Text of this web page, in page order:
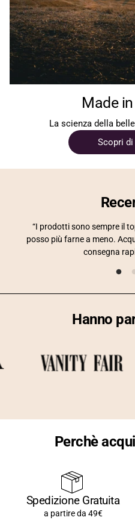
Made
La scienza della
Scopri di
“I prodotti sono sempre il
posso più farne a meno.
consegna
Hanno
Perchè
Spedizione Gratuita
a partire da 49€